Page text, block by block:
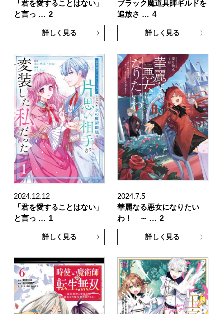
「君を愛することはない」
と言っ … 2
詳しく見る
ブラック魔道具師ギルドを
追放さ … 4
詳しく見る
2024.12.12
「君を愛することはない」
と言っ … 1
詳しく見る
2024.7.5
華麗なる悪女になりたい
わ！ ～ … 2
詳しく見る